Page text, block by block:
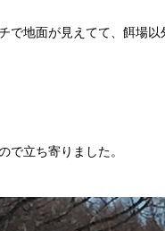
で地面が見えてて、餌場
で立ち寄りました。